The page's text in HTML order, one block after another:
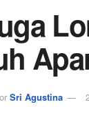
Sri Agustina